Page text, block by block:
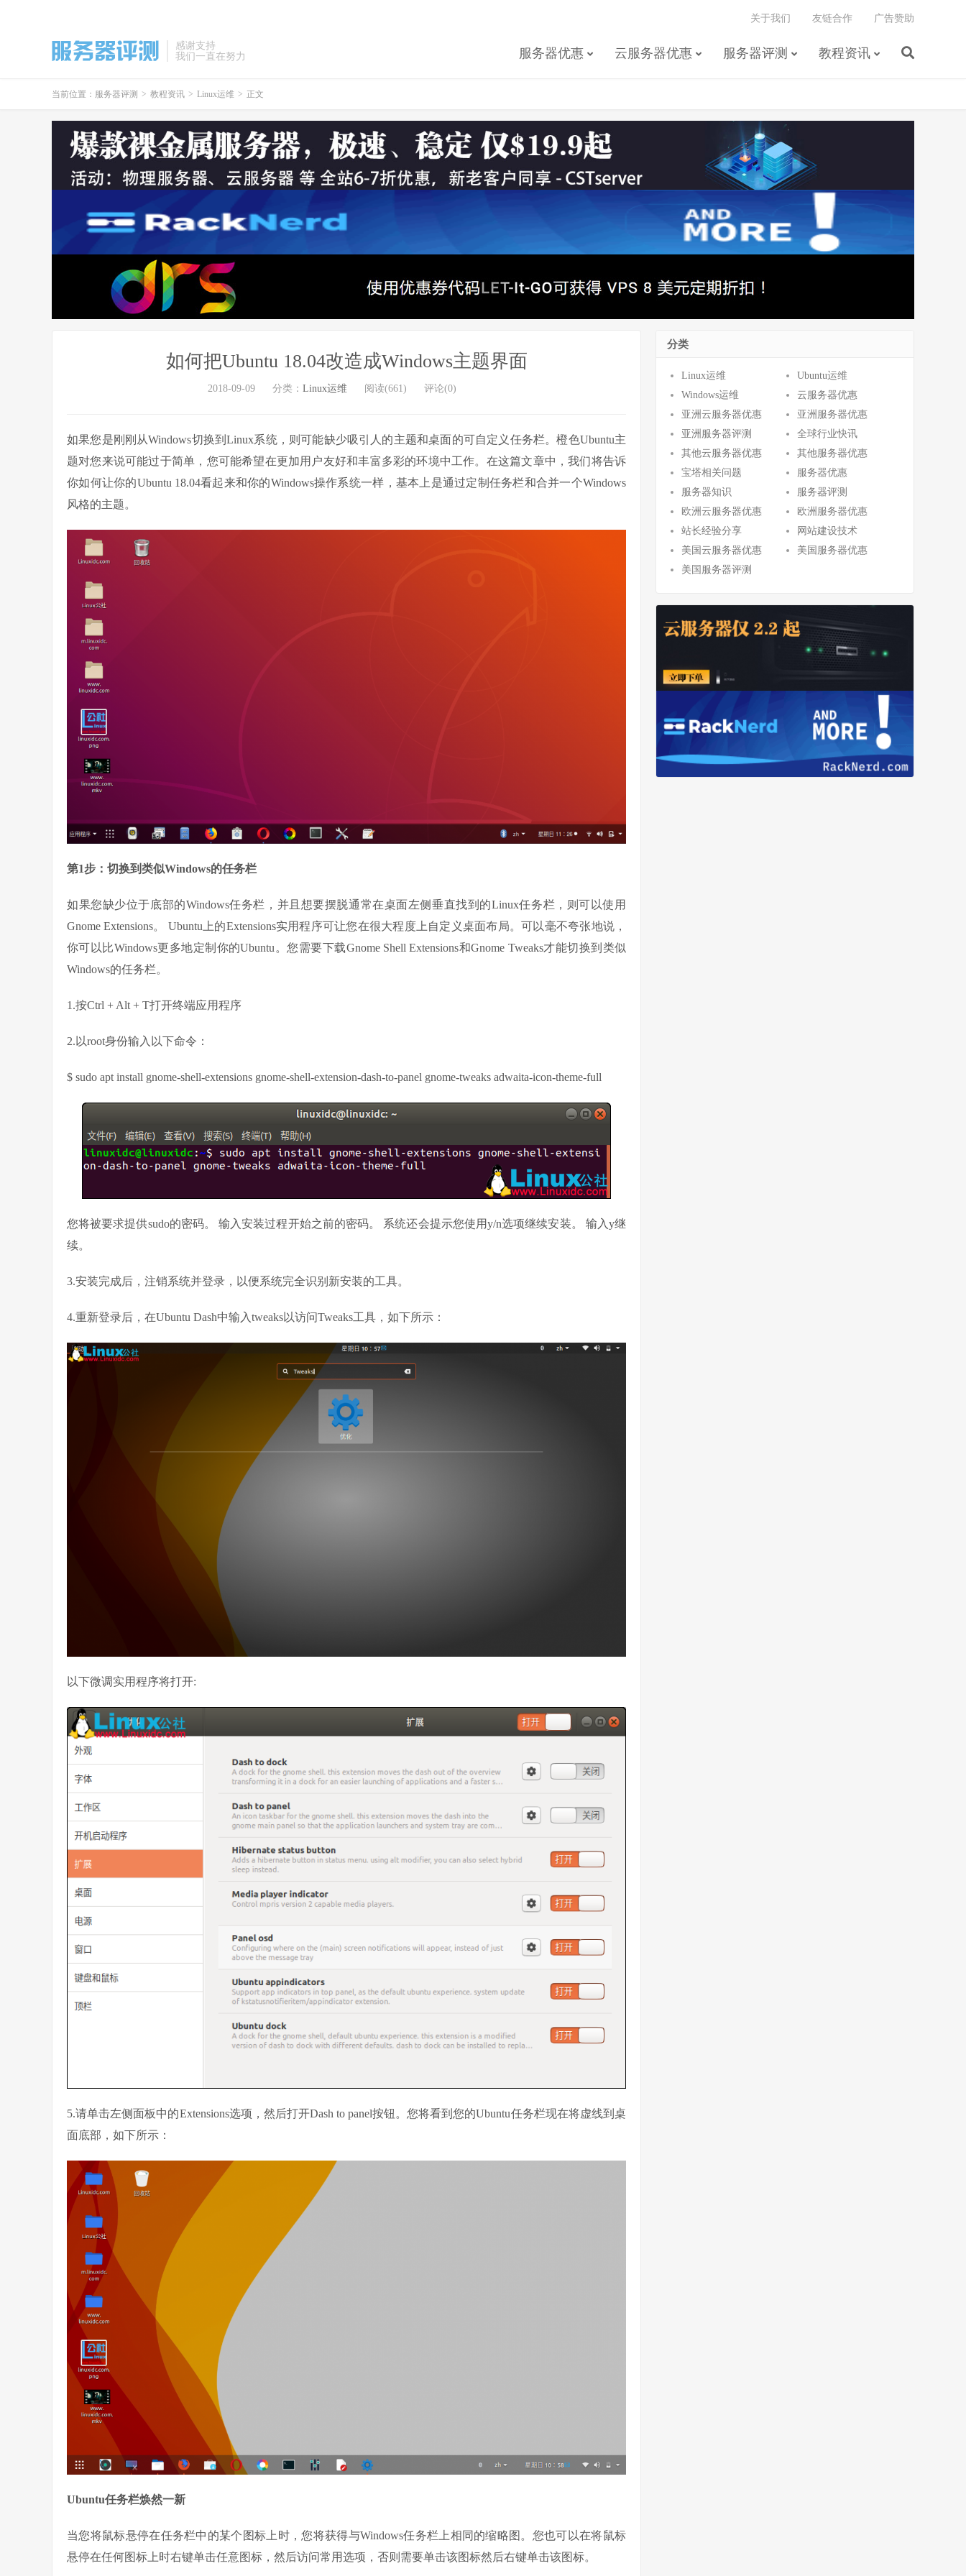
感谢支持
我们一直在努力
服务器优惠 云服务器优惠 服务器评测 教程资讯
关于我们 友链合作 广告赞助
当前位置： 服务器评测 > 教程资讯 > Linux运维 > 正文
如何把Ubuntu 18.04改造成Windows主题界面
2018-09-09 分类： Linux运维 阅读(661) 评论(0)
如果您是刚刚从Windows切换到Linux系统，则可能缺少吸引人的主题和桌面的可自定义任务栏。橙色Ubuntu主
题对您来说可能过于简单，您可能希望在更加用户友好和丰富多彩的环境中工作。在这篇文章中，我们将告诉
你如何让你的Ubuntu 18.04看起来和你的Windows操作系统一样，基本上是通过定制任务栏和合并一个Windows
风格的主题。
第1步：切换到类似Windows的任务栏
如果您缺少位于底部的Windows任务栏，并且想要摆脱通常在桌面左侧垂直找到的Linux任务栏，则可以使用
Gnome Extensions。 Ubuntu上的Extensions实用程序可让您在很大程度上自定义桌面布局。可以毫不夸张地说，
你可以比Windows更多地定制你的Ubuntu。您需要下载Gnome Shell Extensions和Gnome Tweaks才能切换到类似
Windows的任务栏。
1.按Ctrl + Alt + T打开终端应用程序
2.以root身份输入以下命令：
$ sudo apt install gnome-shell-extensions gnome-shell-extension-dash-to-panel gnome-tweaks adwaita-icon-theme-full
您将被要求提供sudo的密码。 输入安装过程开始之前的密码。 系统还会提示您使用y/n选项继续安装。 输入y继
续。
3.安装完成后，注销系统并登录，以便系统完全识别新安装的工具。
4.重新登录后，在Ubuntu Dash中输入tweaks以访问Tweaks工具，如下所示：
以下微调实用程序将打开:
5.请单击左侧面板中的Extensions选项，然后打开Dash to panel按钮。您将看到您的Ubuntu任务栏现在将虚线到桌
面底部，如下所示：
Ubuntu任务栏焕然一新
当您将鼠标悬停在任务栏中的某个图标上时，您将获得与Windows任务栏上相同的缩略图。您也可以在将鼠标
悬停在任何图标上时右键单击任意图标，然后访问常用选项，否则需要单击该图标然后右键单击该图标。
分类
Linux运维
Ubuntu运维
Windows运维
云服务器优惠
亚洲云服务器优惠
亚洲服务器优惠
亚洲服务器评测
全球行业快讯
其他云服务器优惠
其他服务器优惠
宝塔相关问题
服务器优惠
服务器知识
服务器评测
欧洲云服务器优惠
欧洲服务器优惠
站长经验分享
网站建设技术
美国云服务器优惠
美国服务器优惠
美国服务器评测